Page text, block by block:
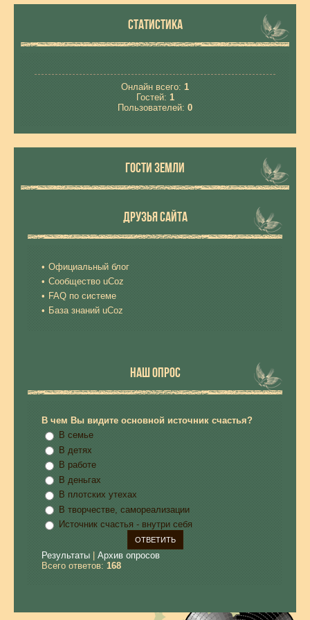
СТАТИСТИКА
Онлайн всего: 1
Гостей: 1
Пользователей: 0
ГОСТИ ЗЕМЛИ
ДРУЗЬЯ САЙТА
Официальный блог
Сообщество uCoz
FAQ по системе
База знаний uCoz
НАШ ОПРОС
В чем Вы видите основной источник счастья?
В семье
В детях
В работе
В деньгах
В плотских утехах
В творчестве, самореализации
Источник счастья - внутри себя
Результаты
Архив опросов
Всего ответов: 168